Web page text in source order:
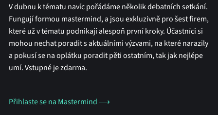
V dubnu k tématu navíc pořádáme několik debatních setkání.
Fungují formou mastermind, a jsou exkluzivně pro šest firem,
které už v tématu podnikají alespoň první kroky. Účastníci si
mohou nechat poradit s aktuálními výzvami, na které narazily
a pokusí se na oplátku poradit pěti ostatním, tak jak nejlépe
umí. Vstupné je zdarma.
Přihlaste se na Mastermind ⟶